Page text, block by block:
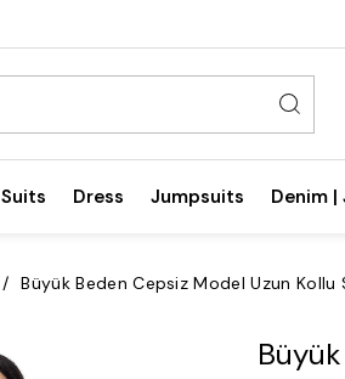
Suits Dress Jumpsuits Denim |
Büyük Beden Cepsiz Model Uzun